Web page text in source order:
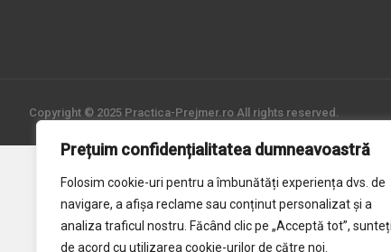
Prețuim confidențialitatea dumneavoastră
Folosim cookie-uri pentru a îmbunătăți experiența dvs. de
navigare, a afișa reclame sau conținut personalizat și a
analiza traficul nostru. Făcând clic pe „Acceptă tot”, sunteți
de acord cu utilizarea cookie-urilor de către noi.
Copyright © 2025 Practica-Prejmer.ro All rights reserved.